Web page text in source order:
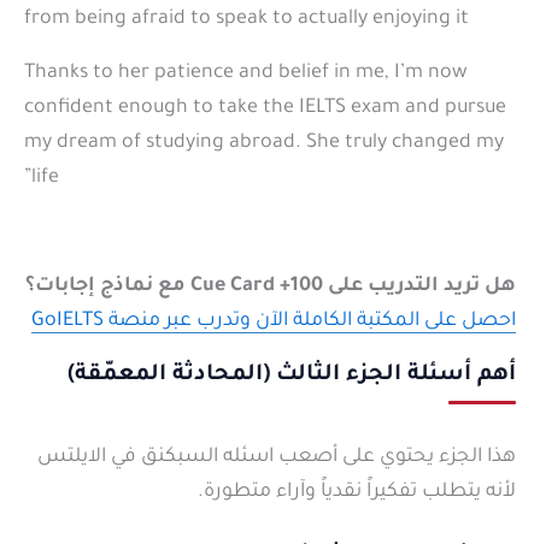
from being afraid to speak to actually enjoying it
Thanks to her patience and belief in me, I’m now
confident enough to take the IELTS exam and pursue
my dream of studying abroad. She truly changed my
life”
هل تريد التدريب على 100+ Cue Card مع نماذج إجابات؟
احصل على المكتبة الكاملة الآن وتدرب عبر منصة GoIELTS
أهم أسئلة الجزء الثالث (المحادثة المعمّقة)
هذا الجزء يحتوي على أصعب اسئله السبكنق في الايلتس
لأنه يتطلب تفكيراً نقدياً وآراء متطورة.